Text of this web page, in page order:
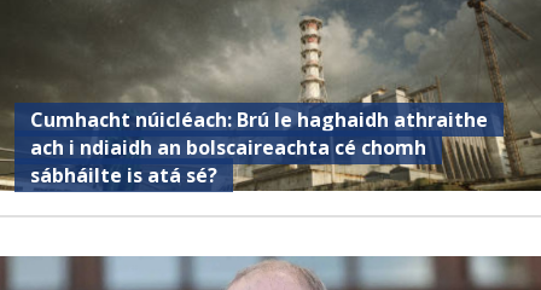
Cumhacht núicléach: Brú le haghaidh athraithe
ach i ndiaidh an bolscaireachta cé chomh
sábháilte is atá sé?